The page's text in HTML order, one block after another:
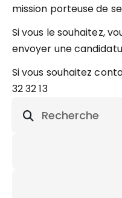
mission porteuse de
Si vous le souhaitez,
envoyer une
Si vous souhaitez
32 32 13